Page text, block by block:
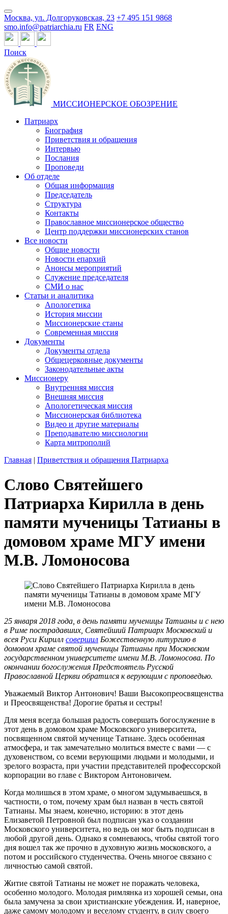
Москва, ул. Долгоруковская, 23 +7 495 151 9868
smo.info@patriarchia.ru FR ENG
Поиск
МИССИОНЕРСКОЕ ОБОЗРЕНИЕ
Патриарх
Биография
Приветствия и обращения
Интервью
Послания
Проповеди
Об отделе
Общая информация
Председатель
Структура
Контакты
Православное миссионерское общество
Центр поддержки миссионерских станов
Все новости
Общие новости
Новости епархий
Анонсы мероприятий
Служение председателя
СМИ о нас
Статьи и аналитика
Апологетика
История миссии
Миссионерские станы
Современная миссия
Документы
Документы отдела
Общецерковные документы
Законодательные акты
Миссионеру
Внутренняя миссия
Внешняя миссия
Апологетическая миссия
Миссионерская библиотека
Видео и другие материалы
Преподавателю миссиологии
Карта митрополий
Главная | Приветствия и обращения Патриарха
Слово Святейшего
Патриарха Кирилла в день
памяти мученицы Татианы в
домовом храме МГУ имени
М.В. Ломоносова
25 января 2018 года, в день памяти мученицы Татианы и с нею
в Риме пострадавших, Святейший Патриарх Московский и
всея Руси Кирилл совершил Божественную литургию в
домовом храме святой мученицы Татианы при Московском
государственном университете имени М.В. Ломоносова. По
окончании богослужения Предстоятель Русской
Православной Церкви обратился к верующим с проповедью.
Уважаемый Виктор Антонович! Ваши Высокопреосвященства
и Преосвященства! Дорогие братья и сестры!
Для меня всегда большая радость совершать богослужение в
этот день в домовом храме Московского университета,
посвященном святой мученице Татиане. Здесь особенная
атмосфера, и так замечательно молиться вместе с вами — с
духовенством, со всеми верующими людьми и молодыми, и
зрелого возраста, при участии представителей профессорской
корпорации во главе с Виктором Антоновичем.
Когда молишься в этом храме, о многом задумываешься, в
частности, о том, почему храм был назван в честь святой
Татианы. Мы знаем, конечно, историю: в этот день
Елизаветой Петровной был подписан указ о создании
Московского университета, но ведь он мог быть подписан в
любой другой день. Однако я сомневаюсь, чтобы святой того
дня вошел так же прочно в духовную жизнь московского, а
потом и российского студенчества. Очень многое связано с
личностью самой святой.
Житие святой Татианы не может не поражать человека,
особенно молодого. Молодая римлянка из хорошей семьи, она
была замучена за свои христианские убеждения. И, наверное,
даже самому молодому и веселому студенту, в силу своего